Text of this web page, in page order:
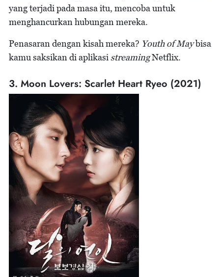
yang terjadi pada masa itu, mencoba untuk
menghancurkan hubungan mereka.
Penasaran dengan kisah mereka? Youth of Maybisa
kamu saksikan di aplikasi streamingNetflix.
3. Moon Lovers: Scarlet Heart Ryeo (2021)